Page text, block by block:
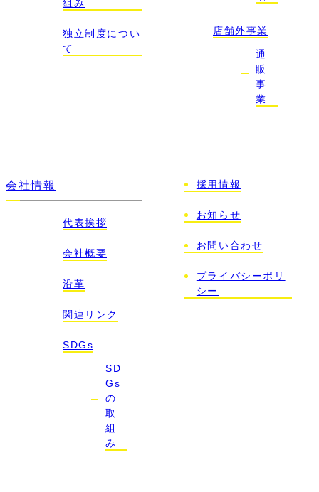
組み
独立制度につい
て
店舗外事業
通
販
事
業
会社情報
代表挨拶
会社概要
沿革
関連リンク
SDGs
SD
Gs
の
取
組
み
採用情報
お知らせ
お問い合わせ
プライバシーポリ
シー